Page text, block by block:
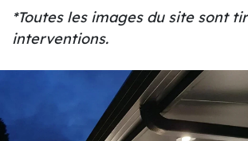
*Toutes les images du site sont
interventions.